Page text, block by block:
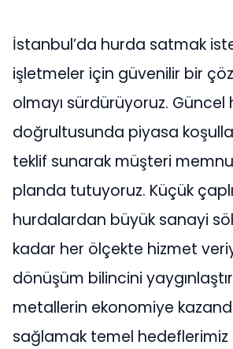
İstanbul’da hurda satmak
işletmeler için güvenilir bir
olmayı sürdürüyoruz. Güncel
doğrultusunda piyasa
teklif sunarak müşteri
planda tutuyoruz. Küçük
hurdalardan büyük sanayi
kadar her ölçekte hizmet
dönüşüm bilincini
metallerin ekonomiye
sağlamak temel hedeflerimiz